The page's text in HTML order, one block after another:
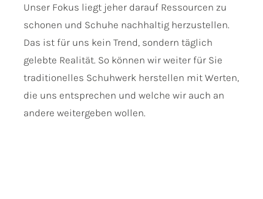
Unser Fokus liegt jeher darauf Ressourcen zu
schonen und Schuhe nachhaltig herzustellen.
Das ist für uns kein Trend, sondern täglich
gelebte Realität. So können wir weiter für Sie
traditionelles Schuhwerk herstellen mit Werten,
die uns entsprechen und welche wir auch an
andere weitergeben wollen.